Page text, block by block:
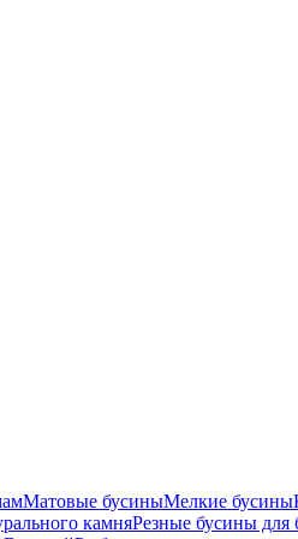
Матовые бусиныМелкие бусины
камняРезные бусины для